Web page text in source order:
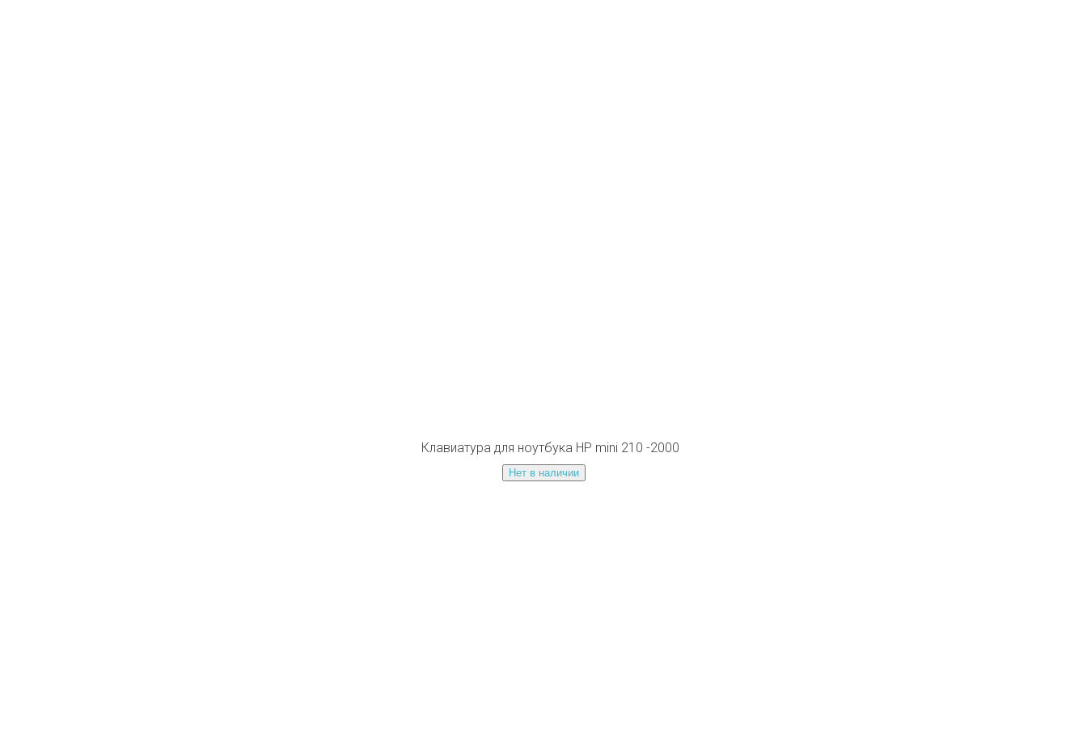
Клавиатура для ноутбука HP mini 210 -2000
Нет в наличии